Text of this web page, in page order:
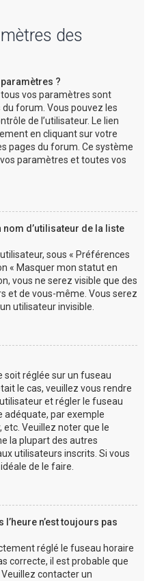
des
?
vos paramètres sont
forum. Vous pouvez les
de l’utilisateur. Le lien
en cliquant sur votre
pages du forum. Ce système
paramètres et toutes vos
d’utilisateur de la liste
sous « Préférences
« Masquer mon statut en
vous ne serez visible que des
et de vous-même. Vous serez
utilisateur invisible.
soit réglée sur un fuseau
le cas, veuillez vous rendre
et régler le fuseau
adéquate, par exemple
etc. Veuillez noter que le
la plupart des autres
utilisateurs inscrits. Si vous
de le faire.
n’est toujours pas
réglé le fuseau horaire
correcte, il est probable que
Veuillez contacter un